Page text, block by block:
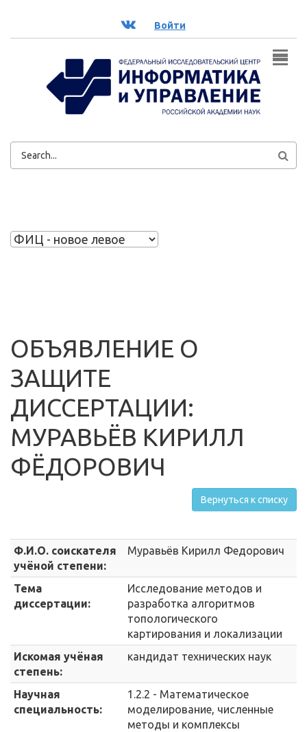
ВК Войти
ФОРМА
ОБЪЯВЛЕНИЕ О
ЗАЩИТЕ
ДИССЕРТАЦИИ:
МУРАВЬЁВ КИРИЛЛ
ФЁДОРОВИЧ
Вернуться к списку
Ф.И.О. соискателя
учёной степени:
Муравьёв Кирилл Федорович
Тема
диссертации:
Исследование методов и
разработка алгоритмов
топологического
картирования и локализации
Искомая учёная
степень:
кандидат технических наук
Научная
специальность:
1.2.2 - Математическое
моделирование, численные
методы и комплексы